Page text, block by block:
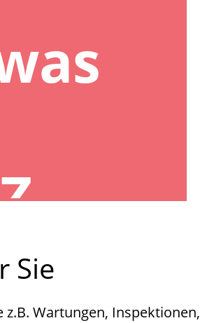
Sie
Wartungen, Inspektionen,